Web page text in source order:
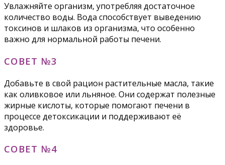
Увлажняйте организм, употребляя достаточное
количество воды. Вода способствует выведению
токсинов и шлаков из организма, что особенно
важно для нормальной работы печени.
СОВЕТ №3
Добавьте в свой рацион растительные масла, такие
как оливковое или льняное. Они содержат полезные
жирные кислоты, которые помогают печени в
процессе детоксикации и поддерживают её
здоровье.
СОВЕТ №4